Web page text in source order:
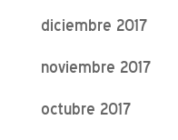
diciembre 2017
noviembre 2017
octubre 2017